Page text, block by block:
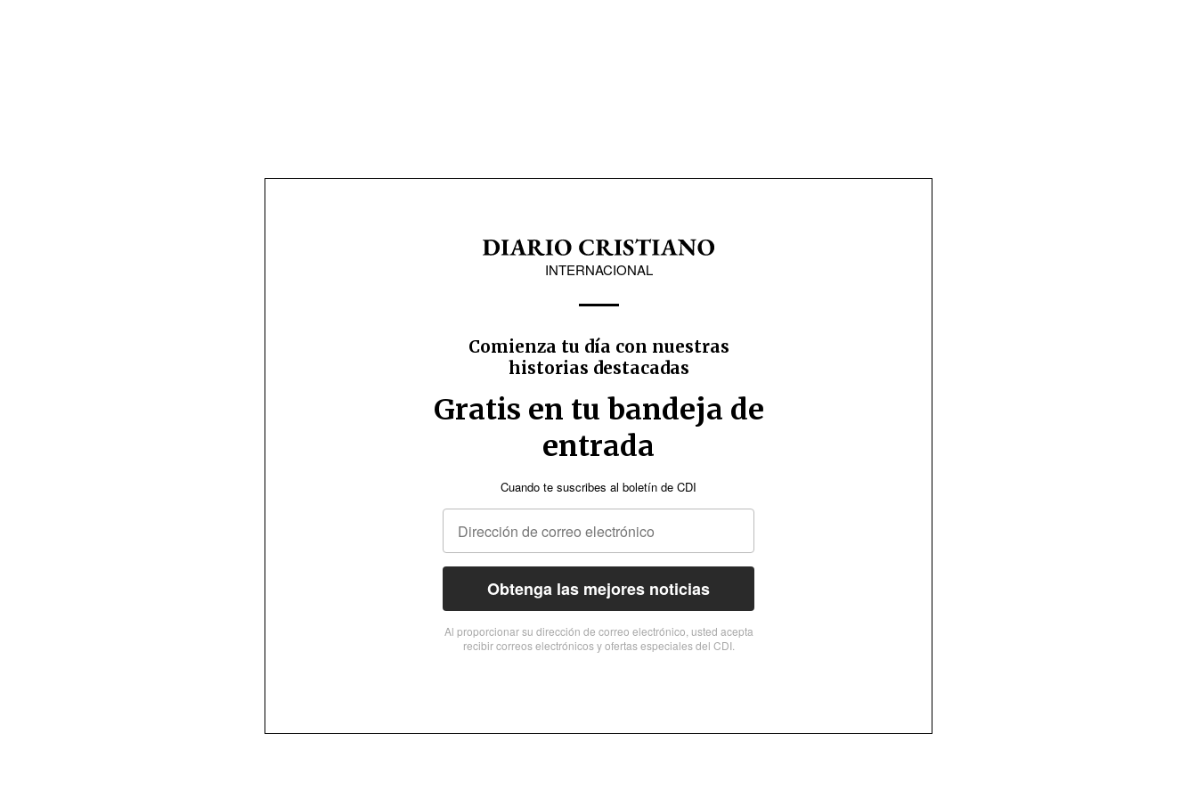
INTERNACIONAL
Comienza tu día con nuestras
historias destacadas
Gratis en tu bandeja de
entrada
Cuando te suscribes al boletín de CDI
Obtenga las mejores noticias
Al proporcionar su dirección de correo electrónico, usted acepta
recibir correos electrónicos y ofertas especiales del CDI.